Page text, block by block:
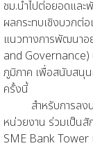
ชม.นำไปต่อยอดและ
ผลกระทบเชิงบวกต่
แนวทางการพัฒนา
and Governance)
ภูมิภาค เพื่อสนับสนุน
ครั้งนี้
สำหรับการลง
หน่วยงาน ร่วมเป็น
SME Bank Tower